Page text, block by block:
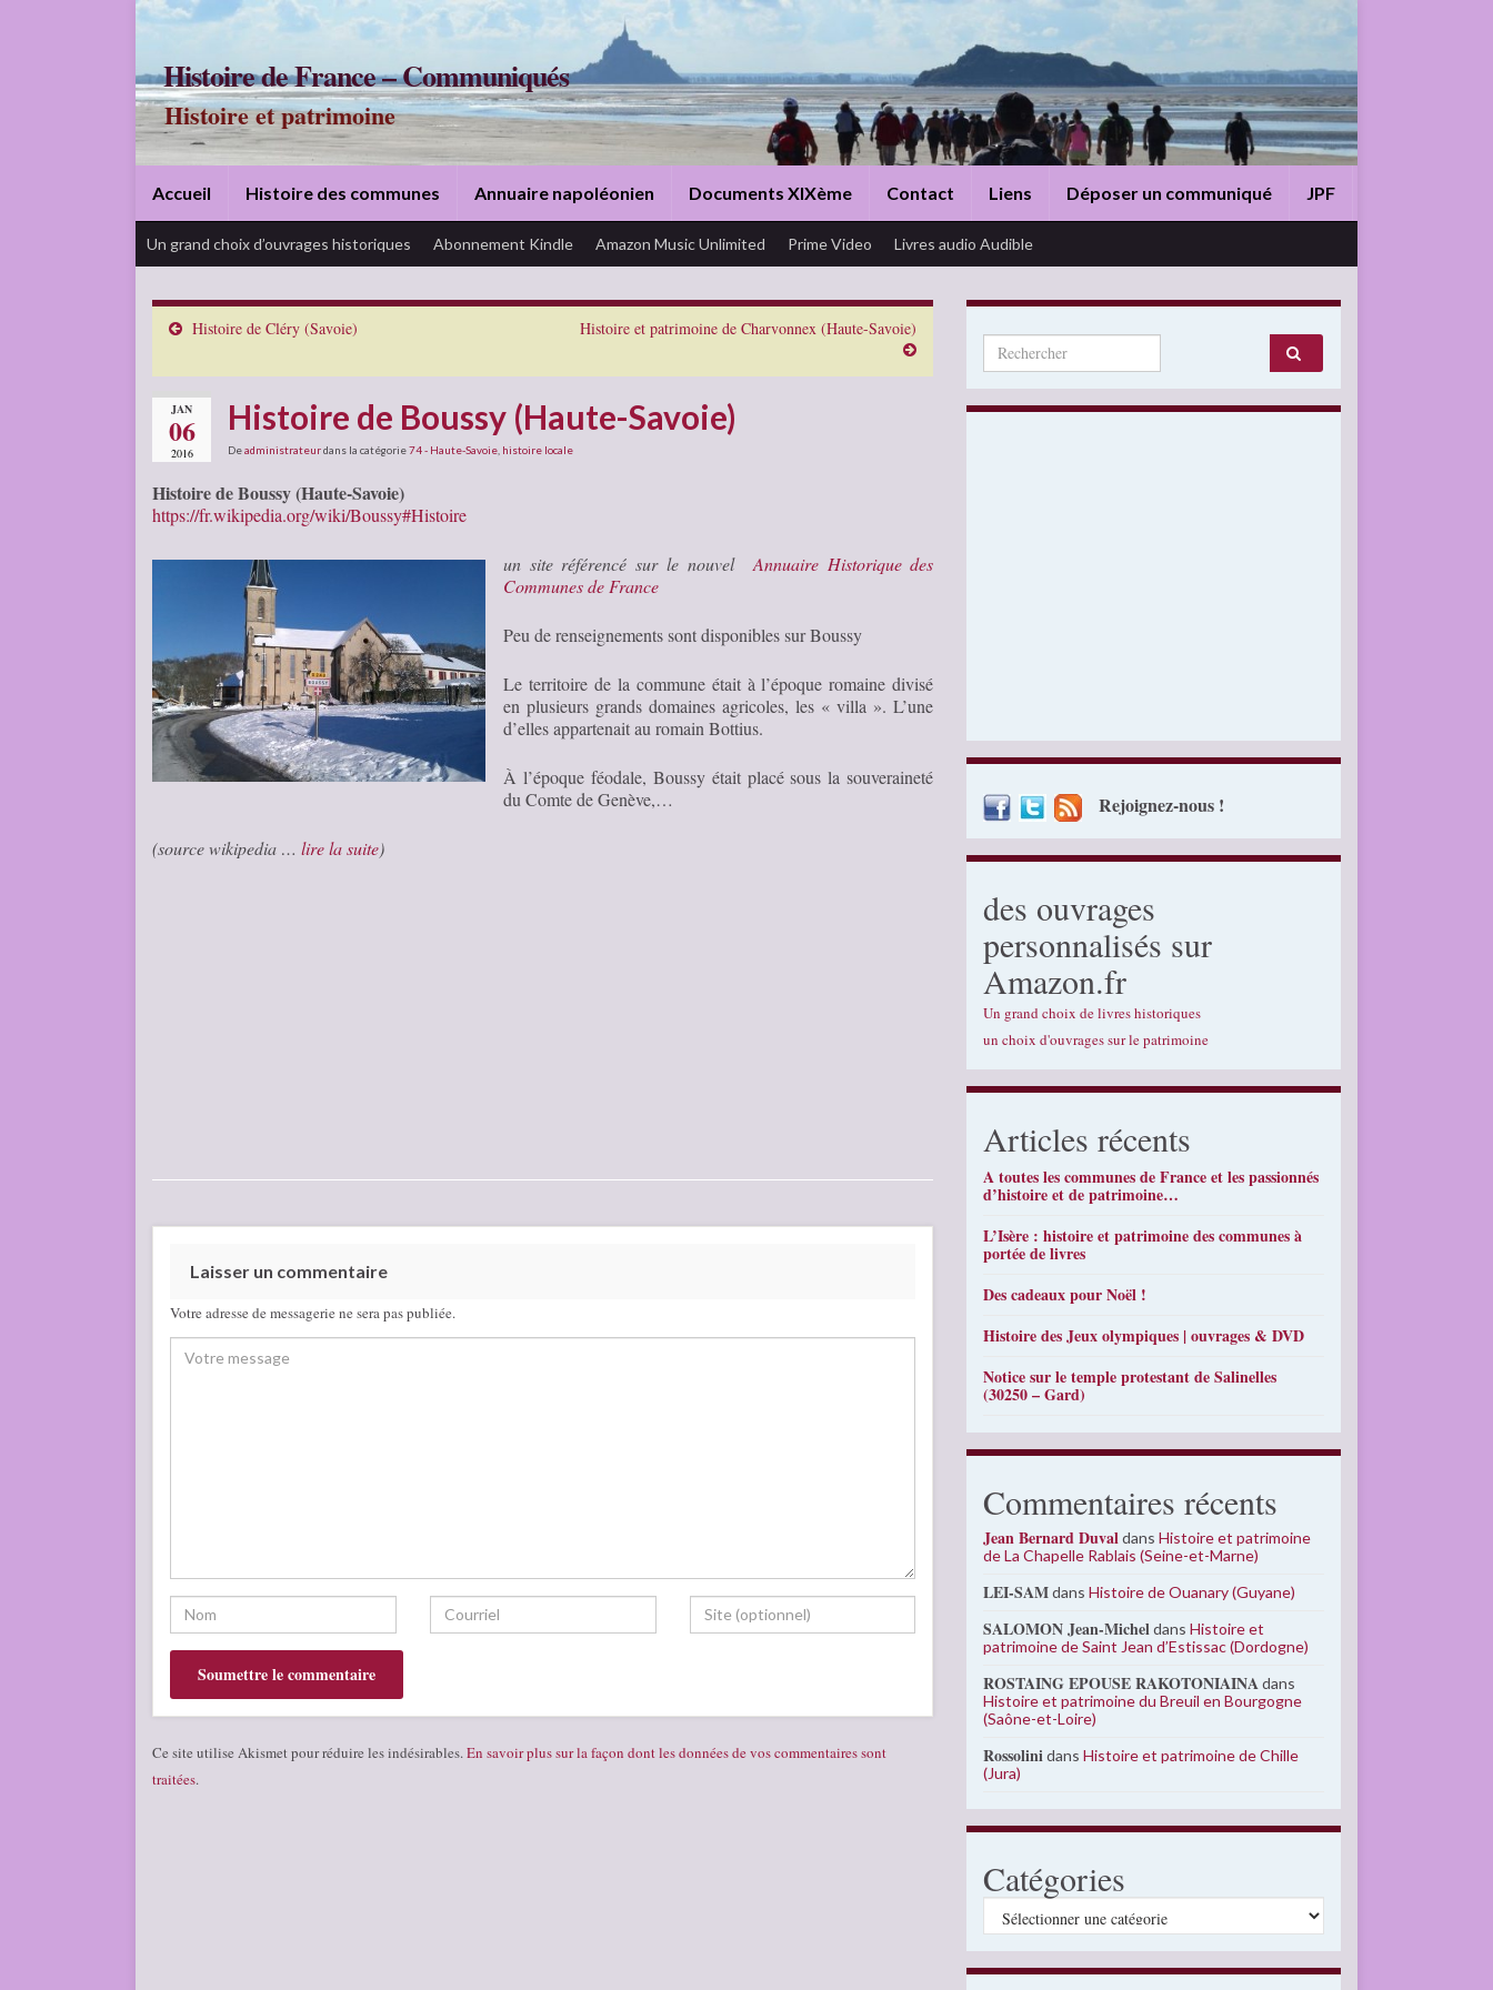
Histoire de France – Communiqués
Histoire et patrimoine
Accueil Histoire des communes Annuaire napoléonien Documents XIXème Contact Liens Déposer un communiqué JPF
Un grand choix d’ouvrages historiques Abonnement Kindle Amazon Music Unlimited Prime Video Livres audio Audible
Histoire de Cléry (Savoie) Histoire et patrimoine de Charvonnex (Haute-Savoie)
JAN
06
2016
Histoire de Boussy (Haute-Savoie)
Deadministrateurdans la catégorie74 - Haute-Savoie histoire locale
Histoire de Boussy (Haute-Savoie)
https://fr.wikipedia.org/wiki/Boussy#Histoire
un site référencé sur le nouvel Annuaire Historique des
Communes de France
Peu de renseignements sont disponibles sur Boussy
Le territoire de la commune était à l’époque romaine divisé
en plusieurs grands domaines agricoles, les « villa ». L’une
d’elles appartenait au romain Bottius.
À l’époque féodale, Boussy était placé sous la souveraineté
du Comte de Genève,…
(source wikipedia … lire la suite)
Laisser un commentaire
Votre adresse de messagerie ne sera pas publiée.
Ce site utilise Akismet pour réduire les indésirables. En savoir plus sur la façon dont les données de vos commentaires sont
traitées.
Search for:
Rejoignez-nous !
des ouvrages
personnalisés sur
Amazon.fr
Un grand choix de livres historiques
un choix d'ouvrages sur le patrimoine
Articles récents
A toutes les communes de France et les passionnés
d’histoire et de patrimoine…
L’Isère : histoire et patrimoine des communes à
portée de livres
Des cadeaux pour Noël !
Histoire des Jeux olympiques | ouvrages & DVD
Notice sur le temple protestant de Salinelles
(30250 – Gard)
Commentaires récents
Jean Bernard DuvaldansHistoire et patrimoine
de La Chapelle Rablais (Seine-et-Marne)
LEI-SAMdansHistoire de Ouanary (Guyane)
SALOMON Jean-MicheldansHistoire et
patrimoine de Saint Jean d’Estissac (Dordogne)
ROSTAING EPOUSE RAKOTONIAINAdans
Histoire et patrimoine du Breuil en Bourgogne
(Saône-et-Loire)
RossolinidansHistoire et patrimoine de Chille
(Jura)
Catégories
Catégories